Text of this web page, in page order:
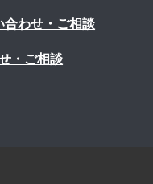
わせ・ご相談
・ご相談